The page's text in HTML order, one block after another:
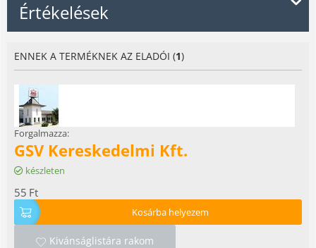
Értékelések
ENNEK A TERMÉKNEK AZ ELADÓI (1)
Forgalmazza:
GSV Kereskedelmi Kft.
készleten
55 Ft
Kosárba helyezem
Kivánságlistára rakom